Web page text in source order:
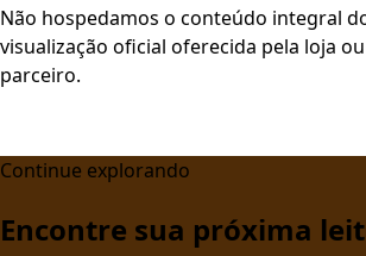
Não hospedamos o conteúdo integral
visualização oficial oferecida pela loja
parceiro.
Continue explorando
Encontre sua próxima